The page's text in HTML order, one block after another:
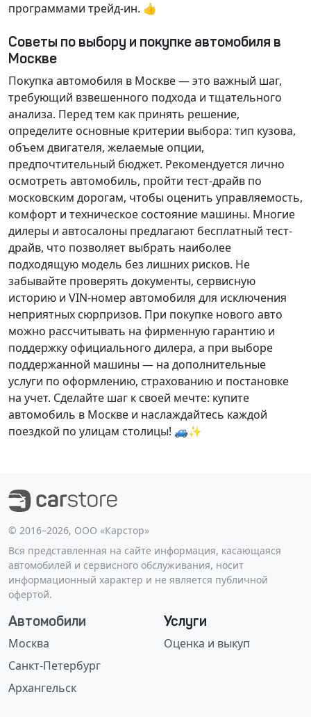
программами трейд-ин. 👍
Советы по выбору и покупке автомобиля в
Москве
Покупка автомобиля в Москве — это важный шаг,
требующий взвешенного подхода и тщательного
анализа. Перед тем как принять решение,
определите основные критерии выбора: тип кузова,
объем двигателя, желаемые опции,
предпочтительный бюджет. Рекомендуется лично
осмотреть автомобиль, пройти тест-драйв по
московским дорогам, чтобы оценить управляемость,
комфорт и техническое состояние машины. Многие
дилеры и автосалоны предлагают бесплатный тест-
драйв, что позволяет выбрать наиболее
подходящую модель без лишних рисков. Не
забывайте проверять документы, сервисную
историю и VIN-номер автомобиля для исключения
неприятных сюрпризов. При покупке нового авто
можно рассчитывать на фирменную гарантию и
поддержку официального дилера, а при выборе
поддержанной машины — на дополнительные
услуги по оформлению, страхованию и постановке
на учет. Сделайте шаг к своей мечте: купите
автомобиль в Москве и наслаждайтесь каждой
поездкой по улицам столицы! 🚙✨
©️ 2016–2026, ООО «Карстор»
Вся представленная на сайте информация, касающаяся
автомобилей и сервисного обслуживания, носит
информационный характер и не является публичной
офертой.
Автомобили
Москва
Санкт-Петербург
Архангельск
Услуги
Оценка и выкуп